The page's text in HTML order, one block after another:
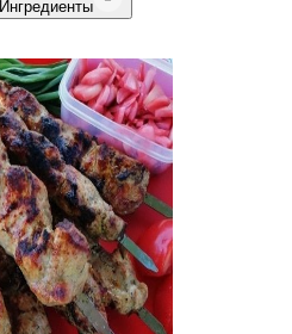
Ингредиенты